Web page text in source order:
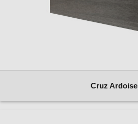
Cruz Ardoise